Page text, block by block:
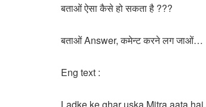
बताओं ऐसा कैसे हो सकता है ???
बताओं Answer, कमेन्ट करने लग जाओं…
Eng text :